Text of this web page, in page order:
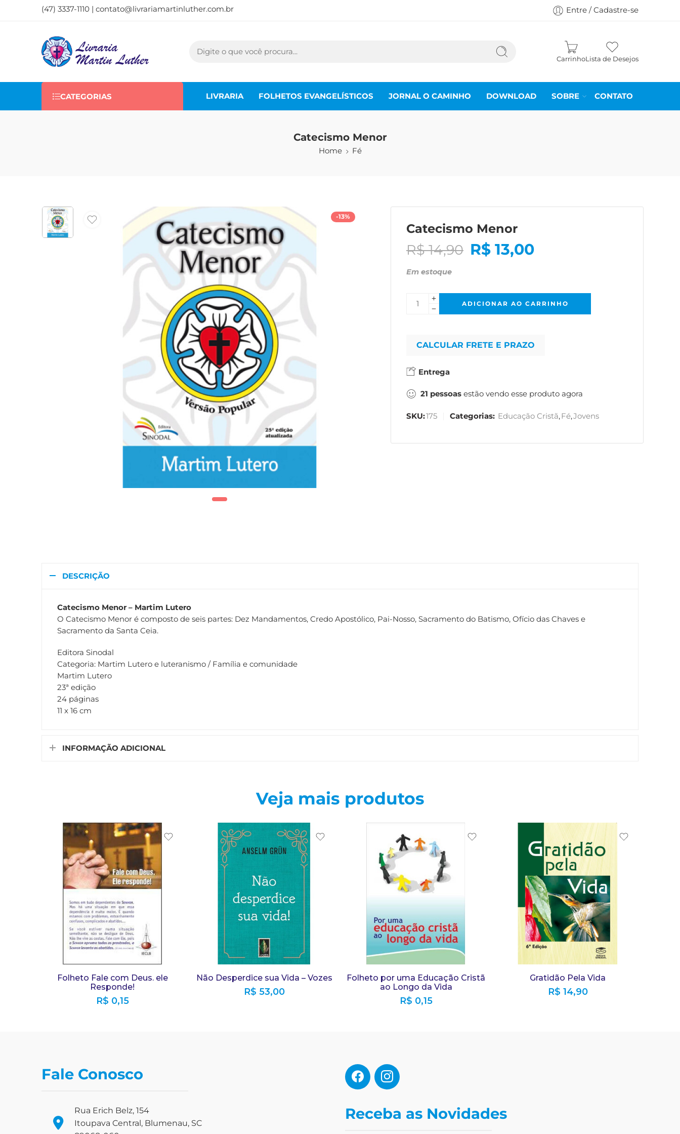
(47) 3337-1110 | contato@livrariamartinluther.com.br Entre / Cadastre-se
CarrinhoLista de Desejos
CATEGORIAS LIVRARIA FOLHETOS EVANGELÍSTICOS JORNAL O CAMINHO DOWNLOAD SOBRE CONTATO
Catecismo Menor
Home Fé
-13%
Catecismo Menor
R$14,90 R$ 13,00
Em estoque
ADICIONAR AO CARRINHO
CALCULAR FRETE E PRAZO
Entrega
21 pessoas estão vendo esse produto agora
SKU:175 Categorias: Educação Cristã,Fé,Jovens
DESCRIÇÃO
Catecismo Menor – Martim Lutero
O Catecismo Menor é composto de seis partes: Dez Mandamentos, Credo Apostólico, Pai-Nosso, Sacramento do Batismo, Ofício das Chaves e
Sacramento da Santa Ceia.
Editora Sinodal
Categoria: Martim Lutero e luteranismo / Família e comunidade
Martim Lutero
23ª edição
24 páginas
11 x 16 cm
INFORMAÇÃO ADICIONAL
Veja mais produtos
Folheto Fale com Deus. ele
Responde!
R$ 0,15
Não Desperdice sua Vida – Vozes
R$ 53,00
Folheto por uma Educação Cristã
ao Longo da Vida
R$ 0,15
Gratidão Pela Vida
R$ 14,90
Fale Conosco
Rua Erich Belz, 154
Itoupava Central, Blumenau, SC
Receba as Novidades